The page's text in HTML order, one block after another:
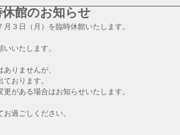
館のお知らせ
３日（月）を臨時休館いたします。
いたします。
りませんが、
おります。
がある場合はお知らせいたします。
過ごしください。